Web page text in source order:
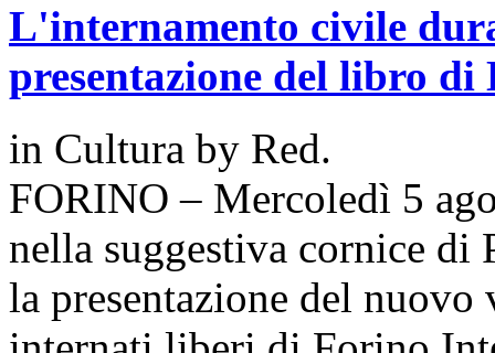
L'internamento civile
presentazione del libro di
in Cultura by Red.
FORINO – Mercoledì 5
nella suggestiva cornice di
la presentazione del